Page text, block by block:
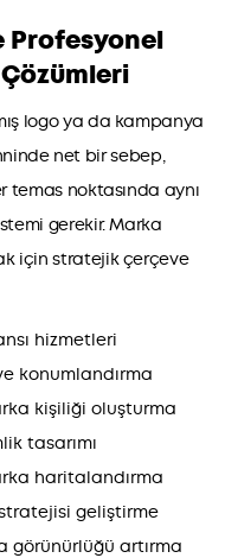
logo ya da kampanya
net bir sebep,
temas noktasında aynı
gerekir. Marka
için stratejik çerçeve
hizmetleri
konumlandırma
kişiliği oluşturma
tasarımı
haritalandırma
geliştirme
görünürlüğü artırma